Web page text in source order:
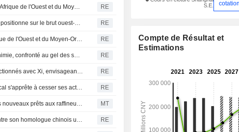
Le chinois Hengli annule ses achats de petrole d'Afrique de l'Ouest et du Moyen-Orient et reduit sa production, selon des sources RE
Pétrole d'Afrique de l'Ouest : le Chinois Hengli se positionne sur le brut ouest-africain RE
Le chinois Hengli se tourne vers le pétrole d'Afrique de l'Ouest et du Moyen-Orient après les sanctions, selon des sources RE
Hengli, l'empire chinois de la soie et de la pétrochimie, confronté au gel des sanctions américaines RE
Trump a évoqué le cas des raffineurs chinois sanctionnés avec Xi, envisageant une levée des interdictions RE
L'ex-filiale singapourienne de Hengli Petrochemical s'apprête à cesser ses activités, selon des sources RE
La Chine ordonne aux banques de suspendre les nouveaux prêts aux raffineurs sous sanctions américaines, selon des sources MT
Le ministre iranien des Affaires étrangères rencontre son homologue chinois une semaine avant le déplacement de Trump à Pékin RE
S.E.
Compte de Résultat et
Estimations